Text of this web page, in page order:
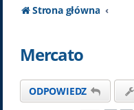
Strona główna
Mercato
ODPOWIEDZ